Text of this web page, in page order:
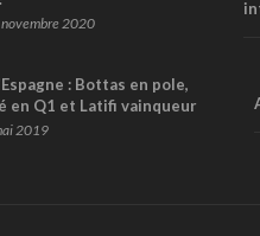
2020
: Bottas en pole,
en Q1 et Latifi vainqueur
2019